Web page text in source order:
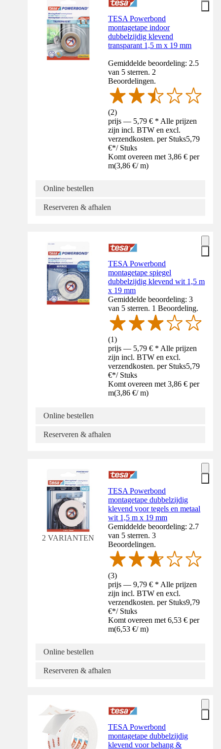
TESA Powerbond
montagetape indoor
dubbelzijdig klevend
transparant 1,5 m x 19 mm
Gemiddelde beoordeling: 2.5
van 5 sterren. 2
Beoordelingen.
(2)
prijs — 5,79 € * Alle prijzen
zijn incl. BTW en excl.
verzendkosten. per Stuks5,79
€*/ Stuks
Komt overeen met 3,86 € per
m(3,86 €/ m)
Online bestellen
Reserveren & afhalen
TESA Powerbond
montagetape spiegel
dubbelzijdig klevend wit 1,5 m
x 19 mm
Gemiddelde beoordeling: 3
van 5 sterren. 1 Beoordeling.
(1)
prijs — 5,79 € * Alle prijzen
zijn incl. BTW en excl.
verzendkosten. per Stuks5,79
€*/ Stuks
Komt overeen met 3,86 € per
m(3,86 €/ m)
Online bestellen
Reserveren & afhalen
2 VARIANTEN
TESA Powerbond
montagetape dubbelzijdig
klevend voor tegels en metaal
wit 1,5 m x 19 mm
Gemiddelde beoordeling: 2.7
van 5 sterren. 3
Beoordelingen.
(3)
prijs — 9,79 € * Alle prijzen
zijn incl. BTW en excl.
verzendkosten. per Stuks9,79
€*/ Stuks
Komt overeen met 6,53 € per
m(6,53 €/ m)
Online bestellen
Reserveren & afhalen
TESA Powerbond
montagetape dubbelzijdig
klevend voor behang &